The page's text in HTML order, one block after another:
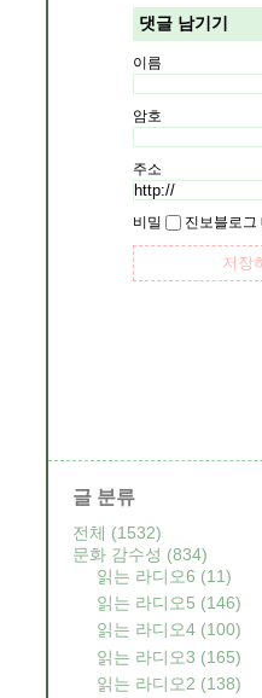
댓글 남기기
이름
암호
주소
비밀 진보블로그
글 분류
전체 (1532)
문화 감수성 (834)
읽는 라디오6 (11)
읽는 라디오5 (146)
읽는 라디오4 (100)
읽는 라디오3 (165)
읽는 라디오2 (138)